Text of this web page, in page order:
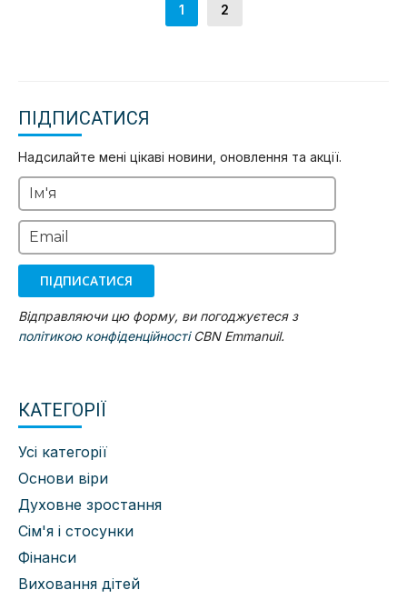
1 2
ПІДПИСАТИСЯ
Надсилайте мені цікаві новини, оновлення та акції.
Ім'я
Email
ПІДПИСАТИСЯ
Відправляючи цю форму, ви погоджуєтеся з
політикою конфіденційностіCBN Emmanuil.
КАТЕГОРІЇ
Усі категорії
Основи віри
Духовне зростання
Сім'я і стосунки
Фінанси
Виховання дітей